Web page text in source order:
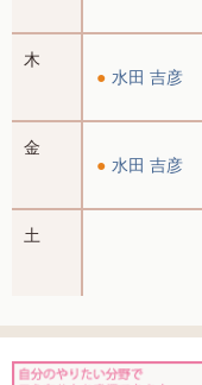
木
水田 吉彦
金
水田 吉彦
土